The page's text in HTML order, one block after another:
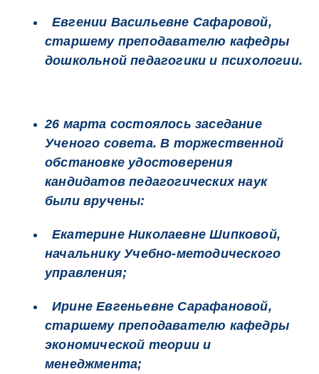
Евгении Васильевне Сафаровой,
старшему преподавателю кафедры
дошкольной педагогики и психологии.
26 марта состоялось заседание
Ученого совета. В торжественной
обстановке удостоверения
кандидатов педагогических наук
были вручены:
Екатерине Николаевне Шипковой,
начальнику Учебно-методического
управления;
Ирине Евгеньевне Сарафановой,
старшему преподавателю кафедры
экономической теории и
менеджмента;